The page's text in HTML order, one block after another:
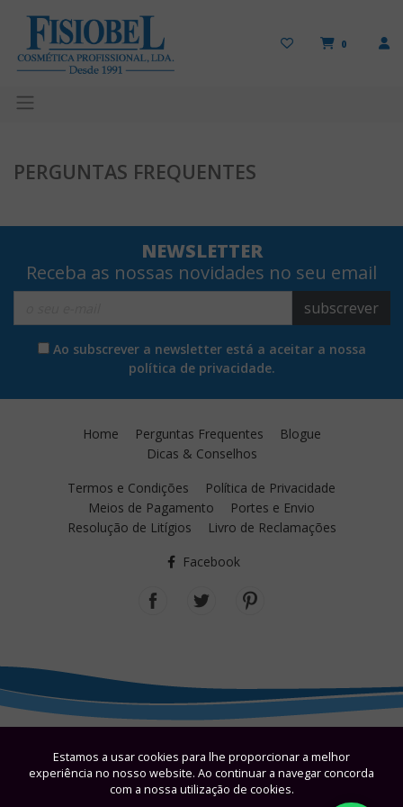
0
PERGUNTAS FREQUENTES
Estamos a usar cookies para lhe proporcionar a melhor
experiência no nosso website. Ao continuar a navegar concorda
com a nossa utilização de cookies.
NEWSLETTER
Receba as nossas novidades no seu email
subscrever
Ao subscrever a newsletter está a aceitar a nossa
política de privacidade.
Home Perguntas Frequentes
Blogue
Dicas & Conselhos
Termos e Condições
Política de Privacidade
Meios de Pagamento
Portes e Envio
Resolução de Litígios
Livro de Reclamações
Facebook